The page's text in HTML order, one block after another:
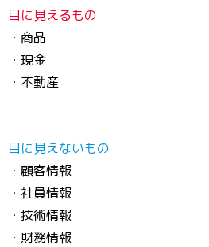
目に見えるもの
・商品
・現金
・不動産
目に見えないもの
・顧客情報
・社員情報
・技術情報
・財務情報